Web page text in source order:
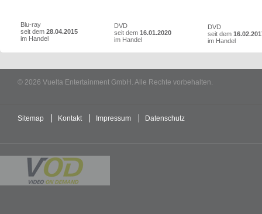
Blu-ray
seit dem 28.04.2015
im Handel
DVD
seit dem 16.01.2020
im Handel
DVD
seit dem
im Handel
© 2026 Vuelta Entertainment GmbH. Alle Rechte vorbehalten.
Sitemap Kontakt Impressum Datenschutz